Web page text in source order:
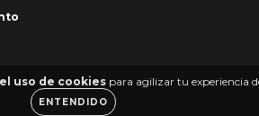
uso de cookies para agilizar tu experiencia
ENTENDIDO